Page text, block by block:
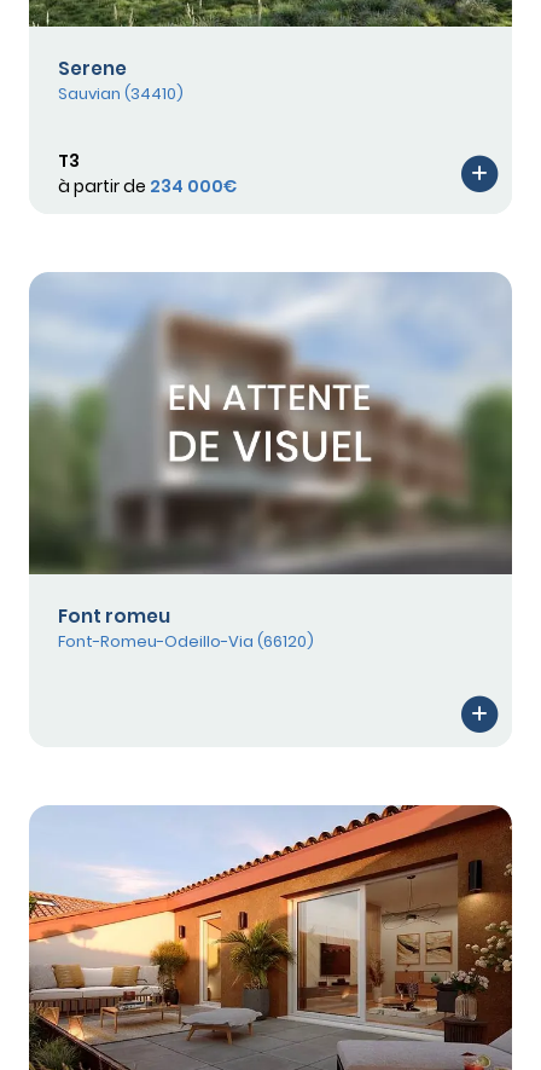
Serene
Sauvian (34410)
T3
à partir de 234 000€
Font romeu
Font-Romeu-Odeillo-Via (66120)